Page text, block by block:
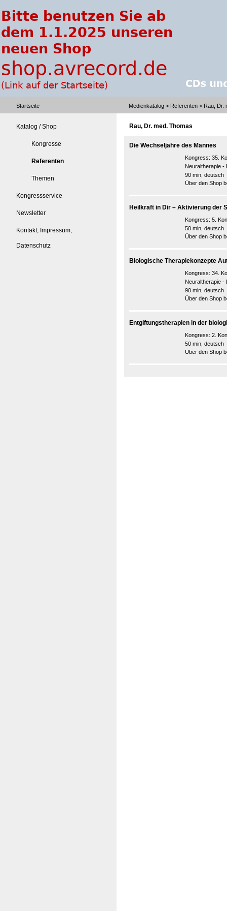
Startseite Medienkatalog > Referenten > Rau, Dr.
Katalog / Shop
Kongresse
Referenten
Themen
Kongressservice
Newsletter
Kontakt, Impressum,
Datenschutz
Rau, Dr. med. Thomas
Die Wechseljahre des Mannes
Kongress: 35.
Neuraltherapie -
90 min, deutsch
Über den Shop
Heilkraft in Dir – Aktivierung der
Kongress: 5.
50 min, deutsch
Über den Shop
Biologische Therapiekonzepte
Kongress: 34.
Neuraltherapie -
90 min, deutsch
Über den Shop
Entgiftungstherapien in der
Kongress: 2.
50 min, deutsch
Über den Shop